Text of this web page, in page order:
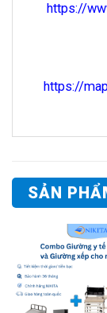
https://
https://
SẢN